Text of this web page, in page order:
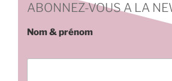
ABONNEZ-VOUS A LA
Nom & prénom